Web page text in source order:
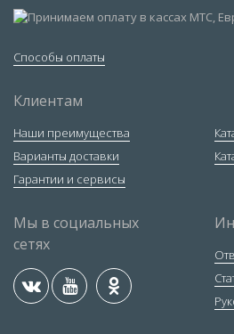
Способы оплаты
Клиентам
Наши преимущества
Варианты доставки
Гарантии и сервисы
Мы в социальных
сетях